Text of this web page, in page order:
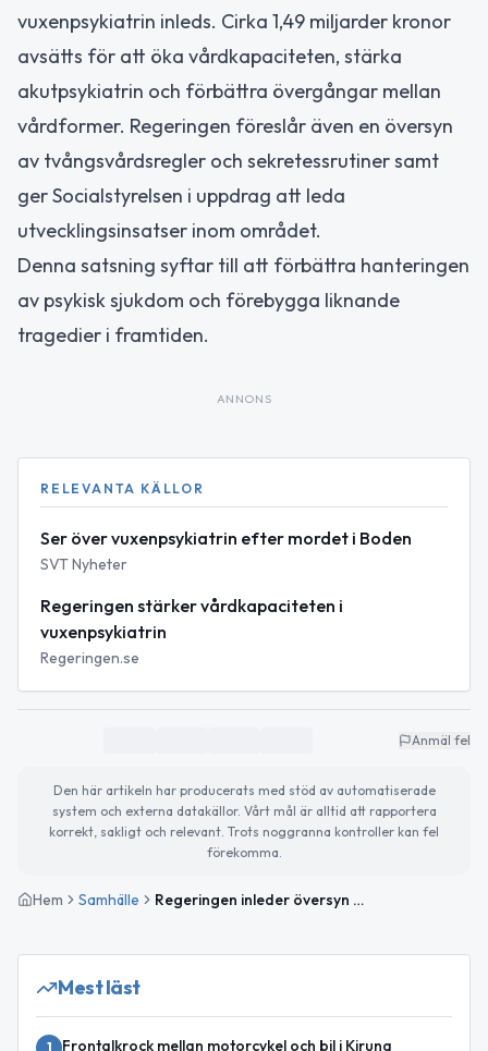
vuxenpsykiatrin inleds. Cirka 1,49 miljarder kronor
avsätts för att öka vårdkapaciteten, stärka
akutpsykiatrin och förbättra övergångar mellan
vårdformer. Regeringen föreslår även en översyn
av tvångsvårdsregler och sekretessrutiner samt
ger Socialstyrelsen i uppdrag att leda
utvecklingsinsatser inom området.
Denna satsning syftar till att förbättra hanteringen
av psykisk sjukdom och förebygga liknande
tragedier i framtiden.
ANNONS
RELEVANTA KÄLLOR
Ser över vuxenpsykiatrin efter mordet i Boden
SVT Nyheter
Regeringen stärker vårdkapaciteten i
vuxenpsykiatrin
Regeringen.se
Anmäl fel
Den här artikeln har producerats med stöd av automatiserade
system och externa datakällor. Vårt mål är alltid att rapportera
korrekt, sakligt och relevant. Trots noggranna kontroller kan fel
förekomma.
Hem Samhälle Regeringen inleder översyn av vuxenpsykiatrin efter mord i Boden
Mest läst
1 Frontalkrock mellan motorcykel och bil i Kiruna